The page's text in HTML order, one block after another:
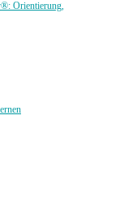
Orientierung,